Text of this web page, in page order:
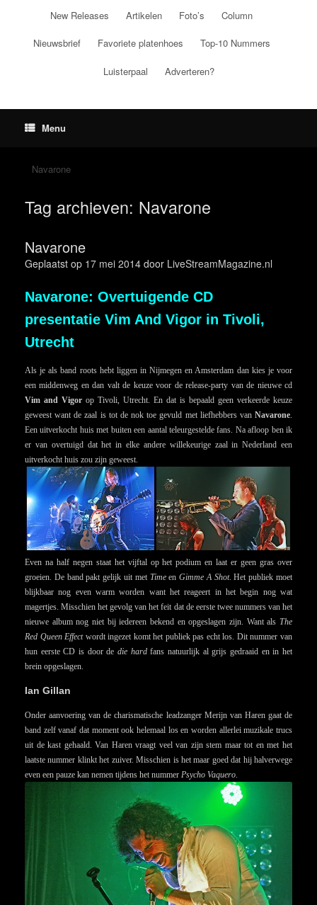
New Releases Artikelen Foto’s Column
Nieuwsbrief Favoriete platenhoes Top-10 Nummers
Luisterpaal Adverteren?
Menu
Navarone
Tag archieven: Navarone
Navarone
Geplaatst op 17 mei 2014 door LiveStreamMagazine.nl
Navarone: Overtuigende CD
presentatie Vim And Vigor in Tivoli,
Utrecht
Als je als band roots hebt liggen in Nijmegen en Amsterdam dan kies je voor
een middenweg en dan valt de keuze voor de release-party van de nieuwe cd
Vim and Vigor op Tivoli, Utrecht. En dat is bepaald geen verkeerde keuze
geweest want de zaal is tot de nok toe gevuld met liefhebbers van Navarone
Een uitverkocht huis met buiten een aantal teleurgestelde fans. Na afloop ben ik
er van overtuigd dat het in elke andere willekeurige zaal in Nederland een
uitverkocht huis zou zijn geweest.
Even na half negen staat het vijftal op het podium en laat er geen gras over
groeien. De band pakt gelijk uit met TimeenGimme A Shot. Het publiek moet
blijkbaar nog even warm worden want het reageert in het begin nog wat
magertjes. Misschien het gevolg van het feit dat de eerste twee nummers van het
nieuwe album nog niet bij iedereen bekend en opgeslagen zijn. Want als The
Red Queen Effectwordt ingezet komt het publiek pas echt los. Dit nummer van
hun eerste CD is door de die hardfans natuurlijk al grijs gedraaid en in het
brein opgeslagen.
Ian Gillan
Onder aanvoering van de charismatische leadzanger Merijn van Haren gaat de
band zelf vanaf dat moment ook helemaal los en worden allerlei muzikale trucs
uit de kast gehaald. Van Haren vraagt veel van zijn stem maar tot en met het
laatste nummer klinkt het zuiver. Misschien is het maar goed dat hij halverwege
even een pauze kan nemen tijdens het nummer Psycho Vaquero.